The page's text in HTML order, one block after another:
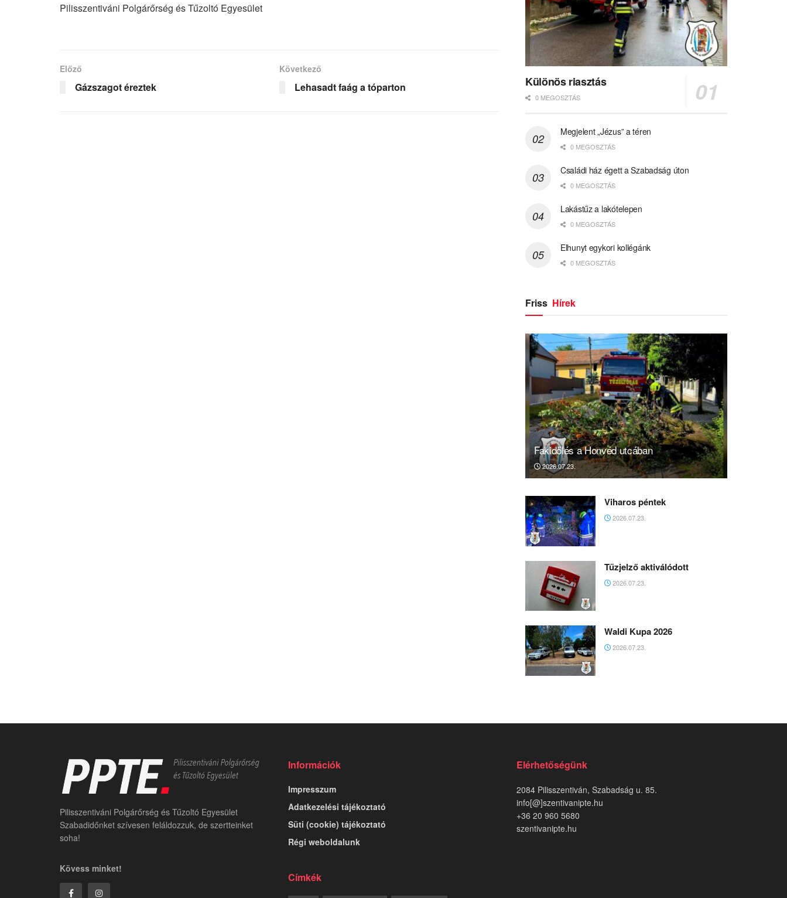
Pilisszentiváni Polgárőrség és Tűzoltó Egyesület
Előző
Gázszagot éreztek
Következő
Lehasadt faág a tóparton Különös riasztás
0 MEGOSZTÁS
Megjelent „Jézus” a téren
0 MEGOSZTÁS
Családi ház égett a Szabadság úton
0 MEGOSZTÁS
Lakástűz a lakótelepen
0 MEGOSZTÁS
Elhunyt egykori kollégánk
0 MEGOSZTÁS
Friss Hírek
Fakidőlés a Honvéd utcában
2026.07.23.
Viharos péntek
2026.07.23.
Tűzjelző aktiválódott
2026.07.23.
Waldi Kupa 2026
2026.07.23.
Pilisszentiváni Polgárőrség és Tűzoltó Egyesület
Szabadidőnket szívesen feláldozzuk, de szertteinket
soha!
Kövess minket!
Információk
Impresszum
Adatkezelési tájékoztató
Süti (cookie) tájékoztató
Régi weboldalunk
Címkék
Elérhetőségünk
2084 Pilisszentiván, Szabadság u. 85.
info[@]szentivanipte.hu
+36 20 960 5680
szentivanipte.hu